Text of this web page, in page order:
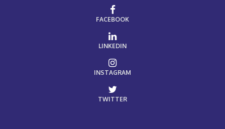
FACEBOOK
LINKEDIN
INSTAGRAM
TWITTER